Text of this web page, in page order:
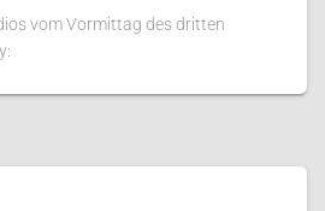
vom Vormittag des dritten